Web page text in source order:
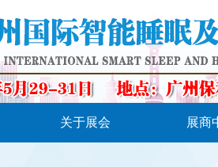
关于展会 展商